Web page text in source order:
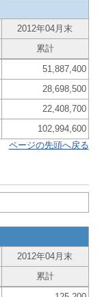
2012年04月末
累計
51,887,400
28,698,500
22,408,700
102,994,600
ページの先頭へ戻る
2012年04月末
累計